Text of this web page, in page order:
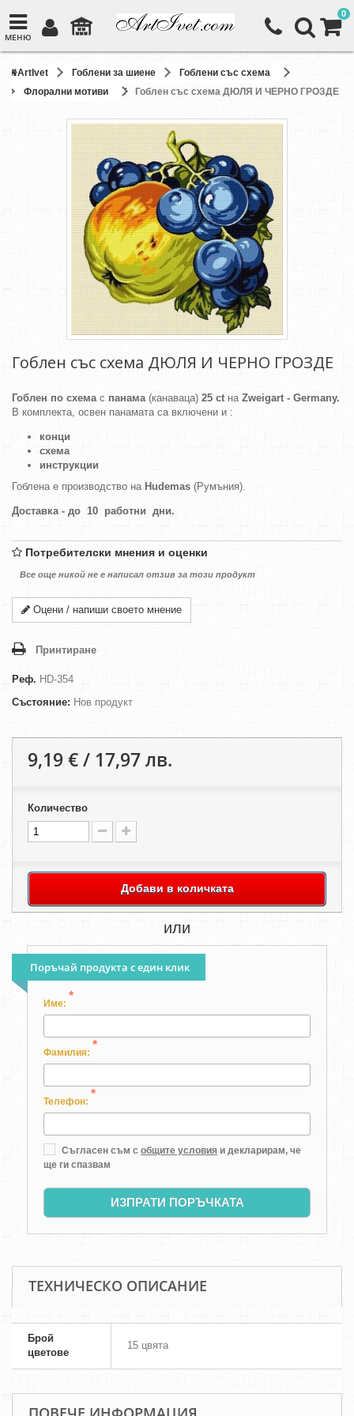
МЕНЮ
0
ArtIvet Гоблени за шиене
Гоблени със схема
Флорални мотиви
Гоблен със схема ДЮЛЯ И ЧЕРНО ГРОЗДЕ
Гоблен със схема ДЮЛЯ И ЧЕРНО ГРОЗДЕ
Гоблен по схемас панама(канаваца) 25 ctна Zweigart - Germany.
В комплекта, освен панамата са включени и :
конци
схема
инструкции
Гоблена е производство на Hudemas (Румъния).
Доставка - до 10 работни дни.
Потребителски мнения и оценки
Все още никой не е написал отзив за този продукт
Оцени / напиши своето мнение
Принтиране
Реф. HD-354
Състояние: Нов продукт
9,19 € / 17,97 лв.
Количество
Добави в количката
или
Поръчай продукта с един клик
Име:
*
Фамилия:
*
Телефон:
*
Съгласен съм с общите условия и декларирам, че
ще ги спазвам
ИЗПРАТИ ПОРЪЧКАТА
ТЕХНИЧЕСКО ОПИСАНИЕ
Брой
цветове
15 цвята